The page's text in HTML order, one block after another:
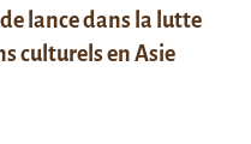
lance dans la lutte
culturels en Asie